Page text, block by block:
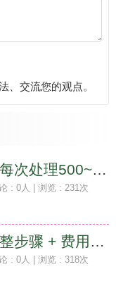
交流您的观点。
不锁表执行SQL语句，每次处理500~1000条，并输出日志记录执行情况的操作方法
: 0人 | 浏览 : 231次
深圳软件著作权申请完整步骤 + 费用（2026 最新）
: 0人 | 浏览 : 318次